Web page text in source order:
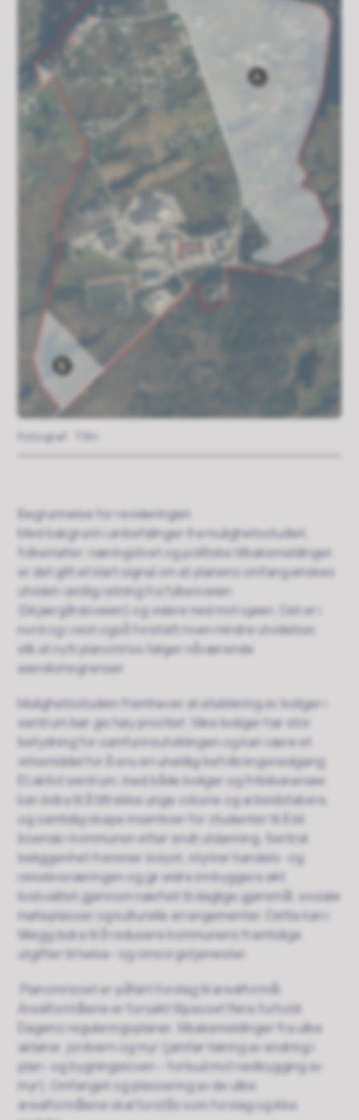
TRH
Begrunnelse for revideringen
Med bakgrunn i anbefalinger fra mulighetsstudiet,
folkemøter, næringslivet og politiske tilbakemeldinger,
er det gitt et klart signal om at planens omfang ønskes
utvidet i østlig retning fra fylkesveien
(Skjærgårdsveien) og videre ned mot sjøen. Det er i
nord og i vest også foretatt noen mindre utvidelser,
slik at nytt planomriss følger nåværende
eiendomsgrenser.
Mulighetsstudien fremhever at etablering av boliger i
sentrum bør gis høy prioritet. Slike boliger har stor
betydning for samfunnsutviklingen og kan være et
virkemiddel for å snu en uheldig befolkningsnedgang.
Et aktivt sentrum, med både boliger og fritidsarenaer,
kan bidra til å tiltrekke unge voksne og arbeidstakere,
og samtidig skape insentiver for studenter til å bli
boende i kommunen etter endt utdanning. Sentral
beliggenhet fremmer bolyst, styrker handels- og
reiselivsnæringen og gir eldre innbyggere økt
livskvalitet gjennom nærhet til daglige gjøremål, sosiale
møteplasser og kulturelle arrangementer. Dette kan i
tillegg bidra til å redusere kommunens framtidige
utgifter til helse- og omsorgstjenester.
Planomrisset er påført forslag til arealformål.
Arealformålene er forsøkt tilpasset flere forhold:
Dagens reguleringsplaner, tilbakemeldinger fra ulike
aktører, jordvern og myr (jamfør Høring av endring i
plan- og bygningsloven – forbud mot nedbygging av
myr). Omfanget og plassering av de ulike
arealformålene skal forstås som forslag og ikke